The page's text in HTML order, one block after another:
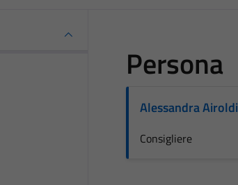
Persona
Alessandra Airoldi
Consigliere